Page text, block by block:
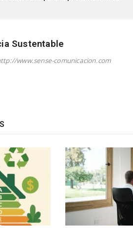
Sustentable
www.sense-comunicacion.com